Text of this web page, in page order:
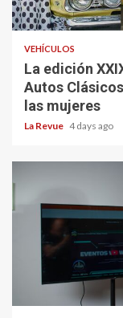
VEHÍCULOS
La edición
Autos
las mujeres
La Revue 4 days ago